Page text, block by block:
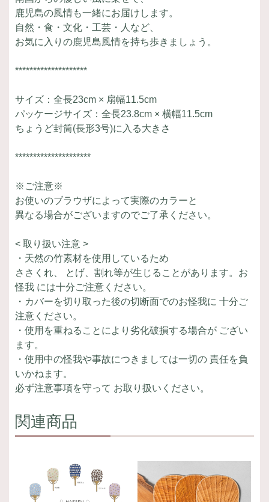
鹿児島の風情も一緒にお届けします。
自然・食・文化・工芸・人など、
お気に入りの鹿児島風情を持ち歩きましょう。
********************
サイズ：全長23cm × 扇幅11.5cm
パッケージサイズ：全長23.8cm × 横幅11.5cm
ちょうど封筒(長形3号)に入る大きさ
*********************
※ご注意※
お使いのブラウザによって実際のカラーと
異なる場合がございますのでご了承ください。
< 取り扱い注意 >
・天然の竹素材を使用しているため
ささくれ、 とげ、割れ等が生じることがあります。お
怪我 には十分ご注意ください。
・カバーを切り取った後の切断面でのお怪我に 十分ご
注意ください。
・使用を重ねることにより劣化破損する場合が ござい
ます。
・使用中の怪我や事故につきましては一切の 責任を負
いかねます。
必ず注意事項を守って お取り扱いください。
関連商品